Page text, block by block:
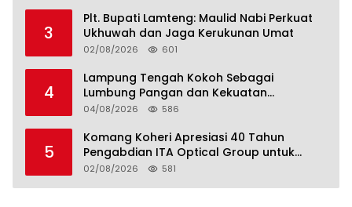
3
Plt. Bupati Lamteng: Maulid Nabi Perkuat
Ukhuwah dan Jaga Kerukunan Umat
02/08/2026 601
4
Lampung Tengah Kokoh Sebagai
Lumbung Pangan dan Kekuatan
Perkebunan Lampung, Komang Koheri:
Menuju Indonesia Emas 2045
04/08/2026 586
5
Komang Koheri Apresiasi 40 Tahun
Pengabdian ITA Optical Group untuk
Kesehatan Mata Masyarakat Lamteng
02/08/2026 581